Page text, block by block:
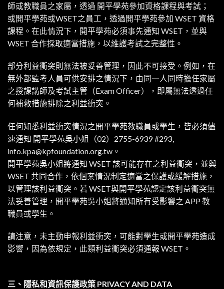
師或教職員之家屬，透過 開平學苑參加資格課程與考試；
或開平學苑或WSET之員工，透過開平學苑參加 WSET 資格
課程。在此情況下，開平學苑必須事先通知 WSET，並與
WSET 合作採取適當措施，以維護考試之完整性。
部分利益衝突則無法被妥善管理，因此不可接受。例如，在
無外部監考人員可供安排之情況下，由同一人同時擔任家屬
之授課講師及考試主管（Exam Officer），即屬無法透過任
何補救措施排除之利益衝突。
任何知悉利益衝突情況之開平學苑教職員或學生，皆必須儘
速通知 開平學苑吳小姐（02）2755-6939 #293,
info.kpa@kpfoundation.org.tw 。
開平學苑吳小姐將通知 WSET 該可能存在之利益衝突，並與
WSET 共同合作，依個案情況制定適當之保護或緩解措施，
以管理該利益衝突。若 WSET與開平學苑認定該利益衝突無
法妥善管理，開平學苑吳小姐將通知所有受影響之 APP 教
職員或學生。
請注意，未主動申報利益衝突，可能對學生或開平學苑造成
影響，因為依規定，此類利益衝突必須通報 WSET 。
三、隱私和資訊保護政策 PRIVACY AND DATA